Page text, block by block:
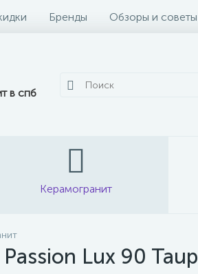
Бренды Обзоры и советы
в спб
Керамогранит
Lux 90